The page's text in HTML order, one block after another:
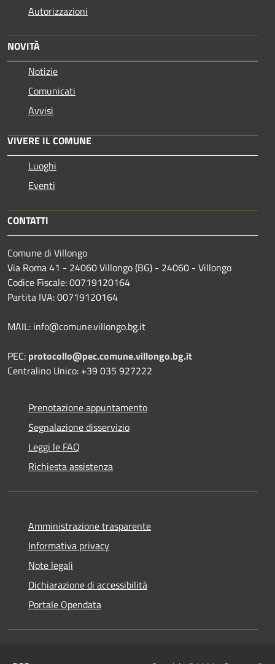
Autorizzazioni
NOVITÀ
Notizie
Comunicati
Avvisi
VIVERE IL COMUNE
Luoghi
Eventi
CONTATTI
Comune di Villongo
Via Roma 41 - 24060 Villongo (BG) - 24060 - Villongo
Codice Fiscale: 00719120164
Partita IVA: 00719120164
MAIL: info@comune.villongo.bg.it
PEC: protocollo@pec.comune.villongo.bg.it
Centralino Unico: +39 035 927222
Prenotazione appuntamento
Segnalazione disservizio
Leggi le FAQ
Richiesta assistenza
Amministrazione trasparente
Informativa privacy
Note legali
Dichiarazione di accessibilità
Portale Opendata